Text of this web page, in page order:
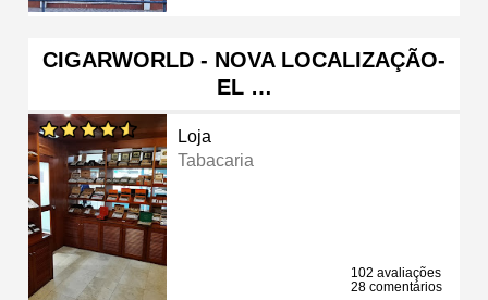
CIGARWORLD - NOVA LOCALIZAÇÃO-
EL …
Loja
Tabacaria
102 avaliações
28 comentários